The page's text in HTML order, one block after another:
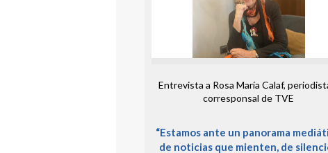
Entrevista a Rosa María Calaf,
corresponsal de TVE
“Estamos ante un panorama
de noticias que mienten, de